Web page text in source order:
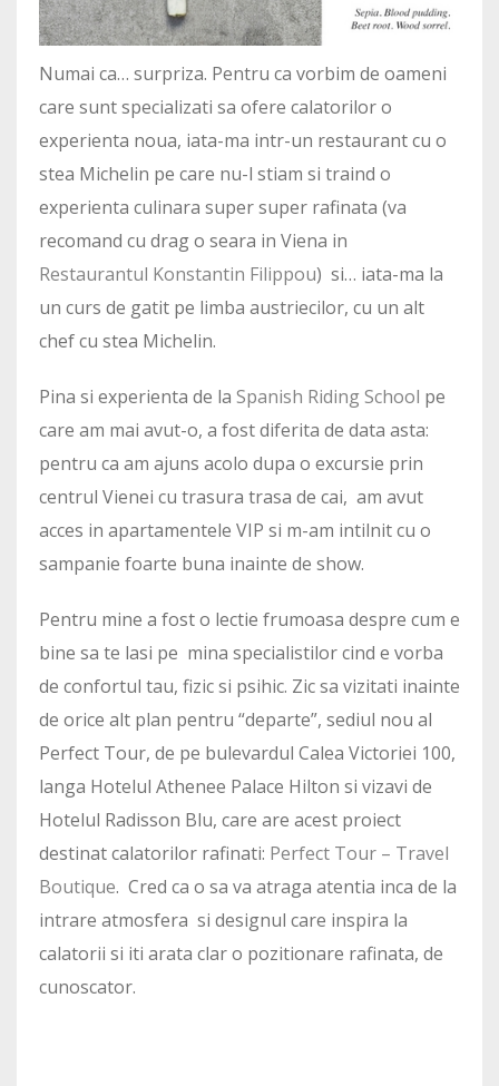
Numai ca… surpriza. Pentru ca vorbim de oameni
care sunt specializati sa ofere calatorilor o
experienta noua, iata-ma intr-un restaurant cu o
stea Michelin pe care nu-l stiam si traind o
experienta culinara super super rafinata (va
recomand cu drag o seara in Viena in
Restaurantul Konstantin Filippou) si… iata-ma la
un curs de gatit pe limba austriecilor, cu un alt
chef cu stea Michelin.
Pina si experienta de la Spanish Riding School pe
care am mai avut-o, a fost diferita de data asta:
pentru ca am ajuns acolo dupa o excursie prin
centrul Vienei cu trasura trasa de cai, am avut
acces in apartamentele VIP si m-am intilnit cu o
sampanie foarte buna inainte de show.
Pentru mine a fost o lectie frumoasa despre cum e
bine sa te lasi pe mina specialistilor cind e vorba
de confortul tau, fizic si psihic. Zic sa vizitati inainte
de orice alt plan pentru “departe”, sediul nou al
Perfect Tour, de pe bulevardul Calea Victoriei 100,
langa Hotelul Athenee Palace Hilton si vizavi de
Hotelul Radisson Blu, care are acest proiect
destinat calatorilor rafinati: Perfect Tour – Travel
Boutique. Cred ca o sa va atraga atentia inca de la
intrare atmosfera si designul care inspira la
calatorii si iti arata clar o pozitionare rafinata, de
cunoscator.